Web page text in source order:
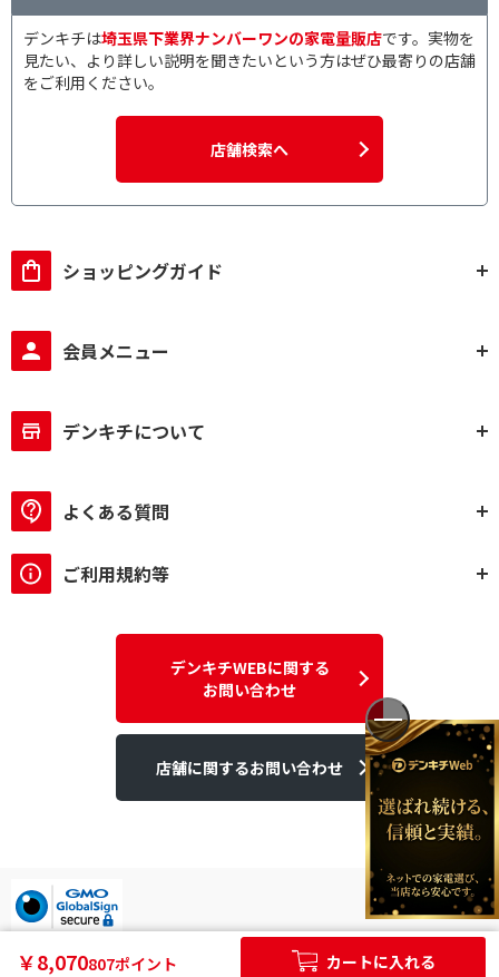
￥8,070807ポイント カートに入れる
デンキチは埼玉県下業界ナンバーワンの家電量販店です。実物を
見たい、より詳しい説明を聞きたいという方はぜひ最寄りの店舗
をご利用ください。
店舗検索へ
ショッピングガイド
会員メニュー
デンキチについて
よくある質問
ご利用規約等
デンキチWEBに関する
お問い合わせ
店舗に関するお問い合わせ
デンキチはGMOグローバルサイン発行のSSL電子証明書を使用して
います。